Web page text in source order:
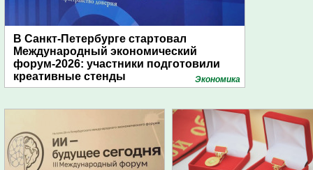
В Санкт-Петербурге стартовал
Международный экономический
форум-2026: участники подготовили
креативные стенды
Экономика